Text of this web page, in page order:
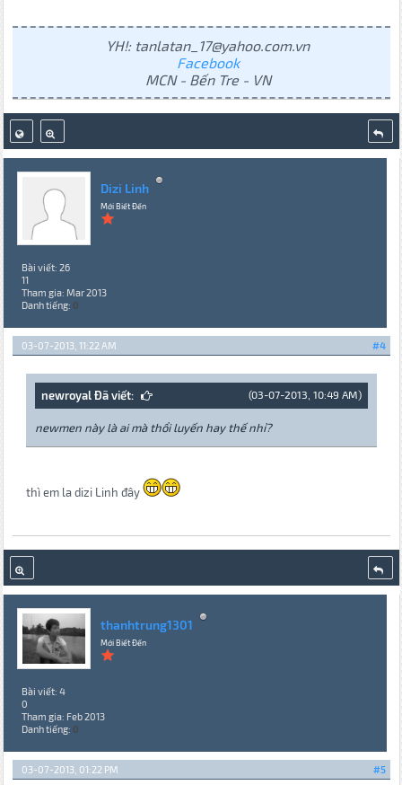
YH!: tanlatan_17@yahoo.com.vn
Facebook
MCN - Bến Tre - VN
Dizi Linh
Mới Biết Đến
Bài viết: 26
11
Tham gia: Mar 2013
Danh tiếng: 0
#4
03-07-2013, 11:22 AM
(03-07-2013, 10:49 AM)
newroyal Đã viết:
newmen này là ai mà thổi luyến hay thế nhỉ?
thì em la dizi Linh đây
thanhtrung1301
Mới Biết Đến
Bài viết: 4
0
Tham gia: Feb 2013
Danh tiếng: 0
#5
03-07-2013, 01:22 PM